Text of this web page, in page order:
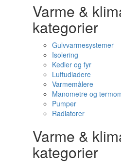
Varme &
kategorier
Gulvvarmesystemer
Isolering
Kedler og fyr
Luftudladere
Varmemålere
Manometre og
Pumper
Radiatorer
Varme &
kategorier